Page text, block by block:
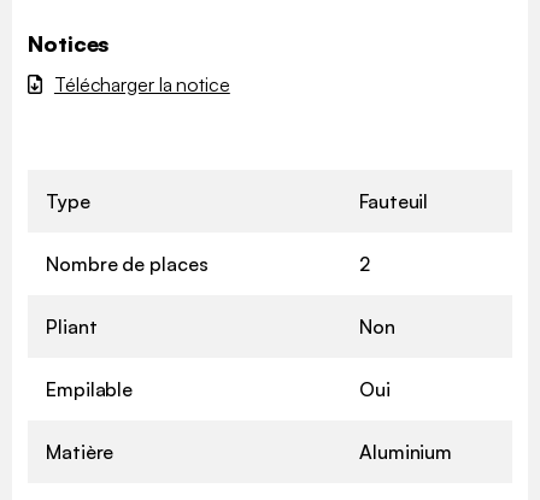
Notices
Télécharger la notice
Type Fauteuil
Nombre de places 2
Pliant Non
Empilable Oui
Matière Aluminium